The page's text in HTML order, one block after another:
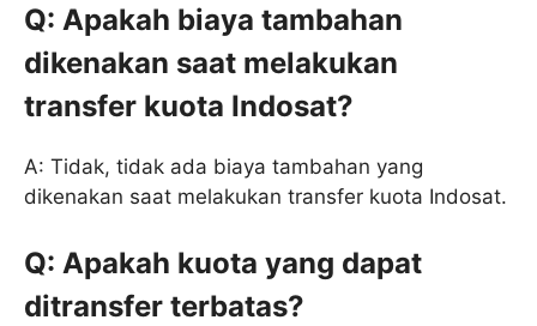
Q: Apakah biaya tambahan
dikenakan saat melakukan
transfer kuota Indosat?
A: Tidak, tidak ada biaya tambahan yang
dikenakan saat melakukan transfer kuota Indosat.
Q: Apakah kuota yang dapat
ditransfer terbatas?